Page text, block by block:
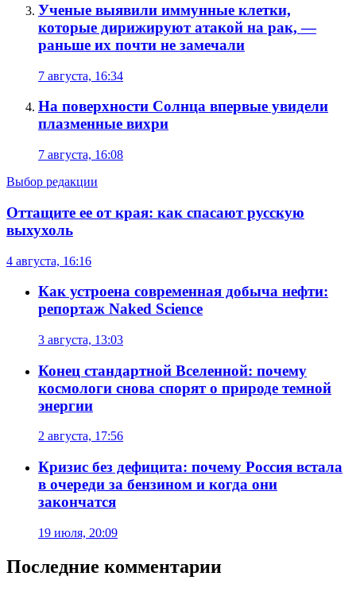
Ученые выявили иммунные клетки,
которые дирижируют атакой на рак, —
раньше их почти не замечали
7 августа, 16:34
На поверхности Солнца впервые увидели
плазменные вихри
7 августа, 16:08
Выбор редакции
Оттащите ее от края: как спасают русскую
выхухоль
4 августа, 16:16
Как устроена современная добыча нефти:
репортаж Naked Science
3 августа, 13:03
Конец стандартной Вселенной: почему
космологи снова спорят о природе темной
энергии
2 августа, 17:56
Кризис без дефицита: почему Россия встала
в очереди за бензином и когда они
закончатся
19 июля, 20:09
Последние комментарии